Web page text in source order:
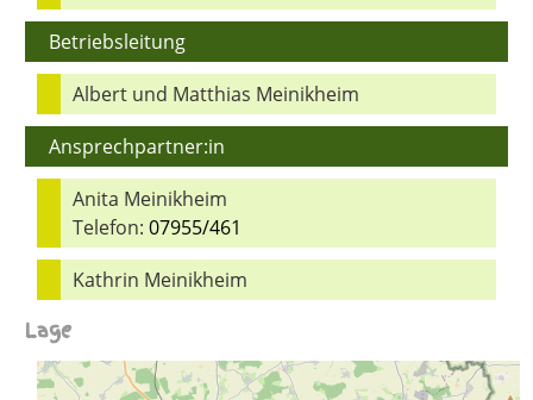
Betriebsleitung
Albert und Matthias Meinikheim
Ansprechpartner:in
Anita Meinikheim
Telefon:07955/461
Kathrin Meinikheim
Lage